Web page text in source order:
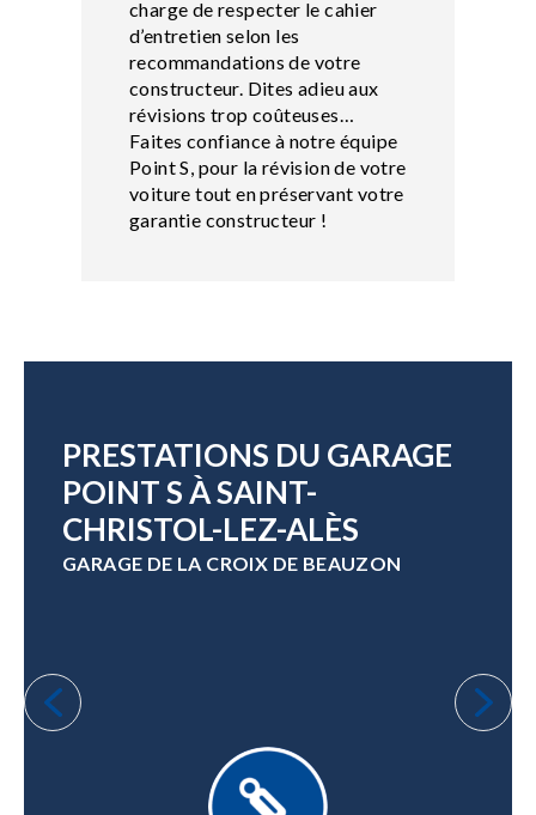
charge de respecter le cahier
d’entretien selon les
recommandations de votre
constructeur. Dites adieu aux
révisions trop coûteuses…
Faites confiance à notre équipe
Point S, pour la révision de votre
voiture tout en préservant votre
garantie constructeur !
PRESTATIONS DU GARAGE
POINT S À SAINT-
CHRISTOL-LEZ-ALÈS
GARAGE DE LA CROIX DE BEAUZON